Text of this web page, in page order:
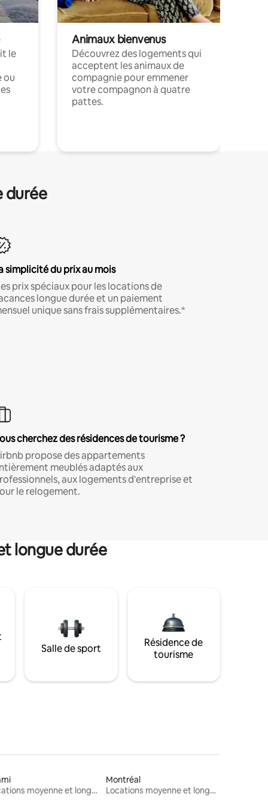
le
ou
Animaux bienvenus
Découvrez des logements qui
acceptent les animaux de
compagnie pour emmener
votre compagnon à quatre
pattes.
durée
simplicité du prix au mois
prix spéciaux pour les locations de
longue durée et un paiement
unique sans frais supplémentaires.*
cherchez des résidences de tourisme ?
propose des appartements
meublés adaptés aux
aux logements d'entreprise et
le relogement.
longue durée
Salle de sport
Résidence de
tourisme
Locations moyenne et longue durée
Montréal
Locations moyenne et longue durée